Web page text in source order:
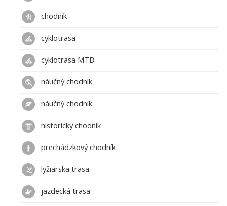
chodník
cyklotrasa
cyklotrasa MTB
náučný chodník
náučný chodník
historicky chodník
prechádzkový chodník
lyžiarska trasa
jazdecká trasa